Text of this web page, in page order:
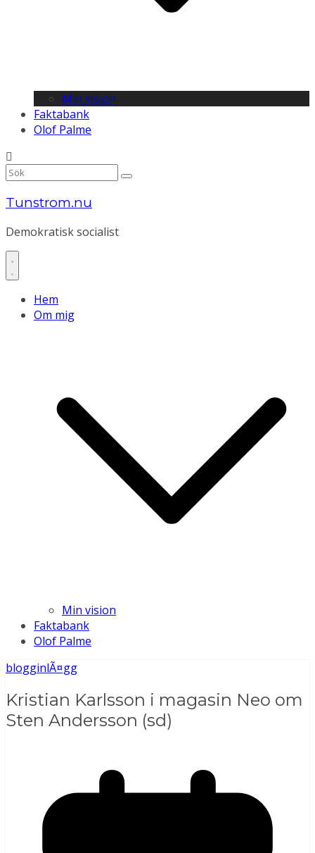
Min vision
Faktabank
Olof Palme
Tunstrom.nu
Demokratisk socialist
Hem
Om mig
Min vision
Faktabank
Olof Palme
blogginlÃ¤gg
Kristian Karlsson i magasin Neo om
Sten Andersson (sd)